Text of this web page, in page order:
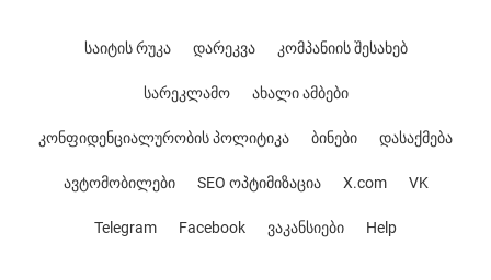
საიტის რუკა დარეკვა კომპანიის შესახებ
სარეკლამო ახალი ამბები
კონფიდენციალურობის პოლიტიკა ბინები დასაქმება
ავტომობილები SEO ოპტიმიზაცია X.com VK
Telegram Facebook ვაკანსიები Help